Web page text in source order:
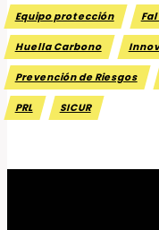
Equipo protección
Huella Carbono
Prevención de Riesgos
PRL SICUR